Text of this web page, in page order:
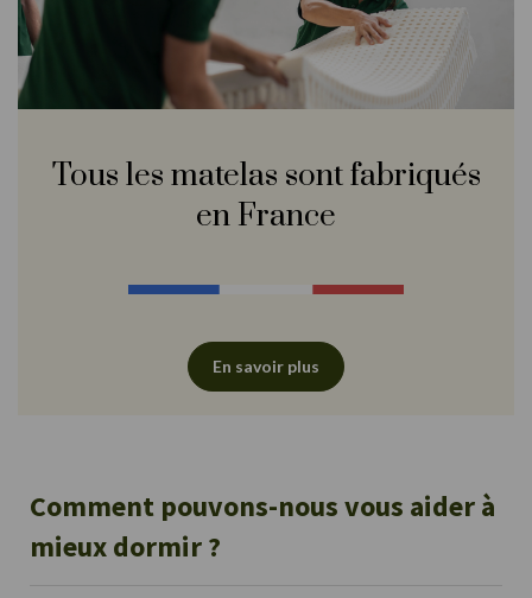
Tous les matelas sont fabriqués
en France
En savoir plus
Comment pouvons-nous vous aider à
mieux dormir ?